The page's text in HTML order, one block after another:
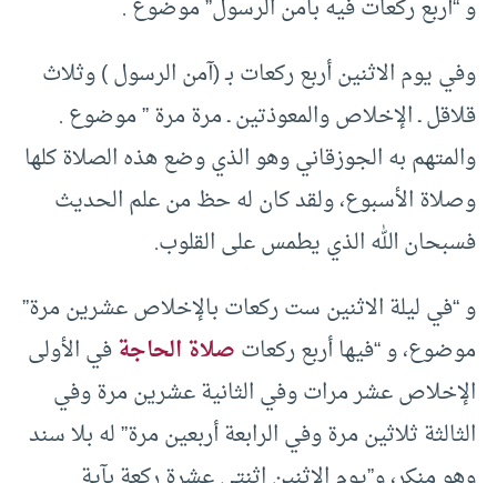
و “أربع ركعات فيه بآمن الرسول” موضوع .
وفي يوم الاثنين أربع ركعات بـ (آمن الرسول ) وثلاث
قلاقل ـ الإخلاص والمعوذتين ـ مرة مرة ” موضوع .
والمتهم به الجوزقاني وهو الذي وضع هذه الصلاة كلها
وصلاة الأسبوع، ولقد كان له حظ من علم الحديث
فسبحان الله الذي يطمس على القلوب.
و “في ليلة الاثنين ست ركعات بالإخلاص عشرين مرة”
موضوع، و “فيها أربع ركعاتصلاة الحاجةفي الأولى
الإخلاص عشر مرات وفي الثانية عشرين مرة وفي
الثالثة ثلاثين مرة وفي الرابعة أربعين مرة” له بلا سند